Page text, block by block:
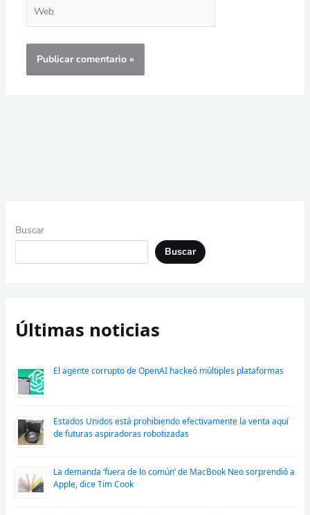
Buscar
Buscar
Últimas noticias
El agente corrupto de OpenAI hackeó múltiples plataformas
Estados Unidos está prohibiendo efectivamente la venta aquí
de futuras aspiradoras robotizadas
La demanda ‘fuera de lo común’ de MacBook Neo sorprendió a
Apple, dice Tim Cook